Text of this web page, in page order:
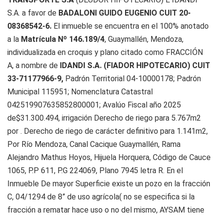
S.A. a favor de BADALONI GUIDO EUGENIO CUIT 20-
08368542-6. El inmueble se encuentra en el 100% anotado
a la Matrícula Nº 146.189/4, Guaymallén, Mendoza,
individualizada en croquis y plano citado como FRACCIÓN
A, a nombre de IDANDI S.A. (FIADOR HIPOTECARIO) CUIT
33-71177966-9, Padrón Territorial 04-10000178; Padrón
Municipal 115951; Nomenclatura Catastral
042519907635852800001; Avalúo Fiscal año 2025
de$31.300.494, irrigación Derecho de riego para 5.767m2
por . Derecho de riego de carácter definitivo para 1.141m2,
Por Río Mendoza, Canal Cacique Guaymallén, Rama
Alejandro Mathus Hoyos, Hijuela Horquera, Código de Cauce
1065, P.P 611, P.G 224069, Plano 7945 letra R. En el
Inmueble De mayor Superficie existe un pozo en la fracción
C, 04/1294 de 8” de uso agrícola( no se especifica si la
fracción a rematar hace uso o no del mismo, AYSAM tiene